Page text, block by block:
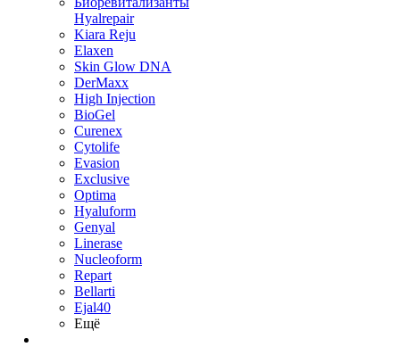
Hyalrepair
Kiara Reju
Elaxen
Skin Glow DNA
DerMaxx
High Injection
BioGel
Curenex
Cytolife
Evasion
Exclusive
Optima
Hyaluform
Genyal
Linerase
Nucleoform
Repart
Bellarti
Ejal40
Ещё